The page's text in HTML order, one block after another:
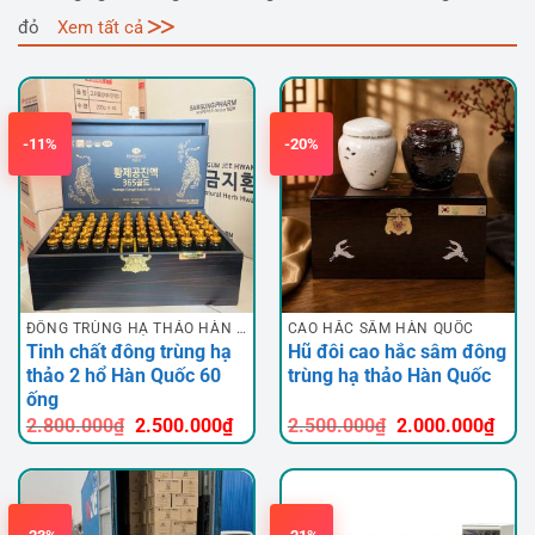
đỏ
Xem tất cả
-11%
ĐÔNG TRÙNG HẠ THẢO HÀN QUỐC
Tinh chất đông trùng hạ
thảo 2 hổ Hàn Quốc 60
ống
2.800.000₫ Giá
gốc
là:
2.800.000₫.
2.500.000₫Giá
hiện
tại
là:
2.500.000₫.
-20%
CAO HẮC SÂM HÀN QUỐC
Hũ đôi cao hắc sâm đông
trùng hạ thảo Hàn Quốc
2.500.000₫ Giá
gốc
là:
2.000.000₫Giá
hiện
tại
là: